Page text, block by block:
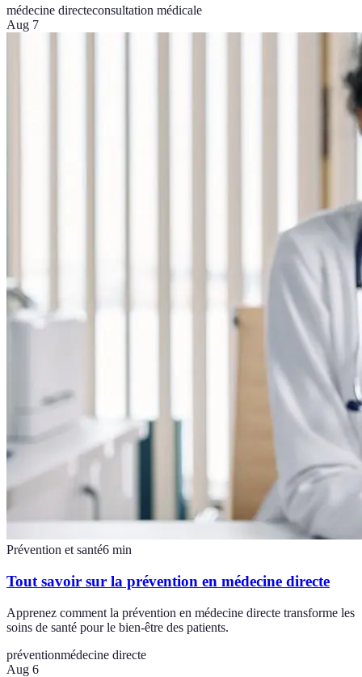
médecine directeconsultation médicale
Aug 7
Prévention et santé6 min
Tout savoir sur la prévention en médecine directe
Apprenez comment la prévention en médecine directe transforme les
soins de santé pour le bien-être des patients.
préventionmédecine directe
Aug 6